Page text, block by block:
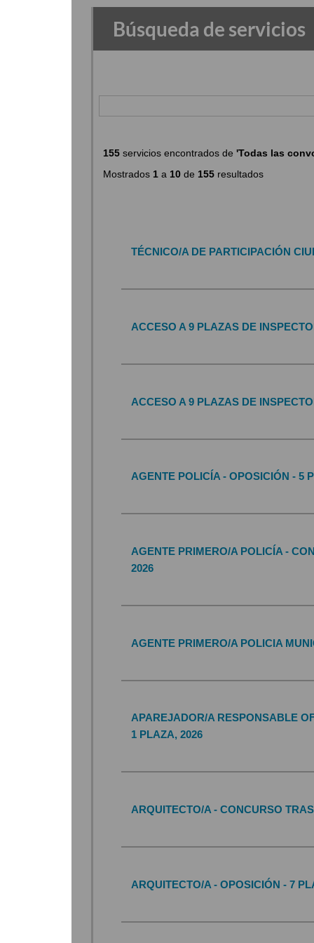
Búsqueda de servicios
155 servicios encontrados de 'Todas las
Mostrados 1 a 10 de 155 resultados
TÉCNICO/A DE PARTICIPACIÓN
ACCESO A 9 PLAZAS DE
ACCESO A 9 PLAZAS DE
AGENTE POLICÍA - OPOSICIÓN - 5
AGENTE PRIMERO/A POLICÍA -
2026
AGENTE PRIMERO/A POLICIA
APAREJADOR/A RESPONSABLE
1 PLAZA, 2026
ARQUITECTO/A - CONCURSO
ARQUITECTO/A - OPOSICIÓN - 7